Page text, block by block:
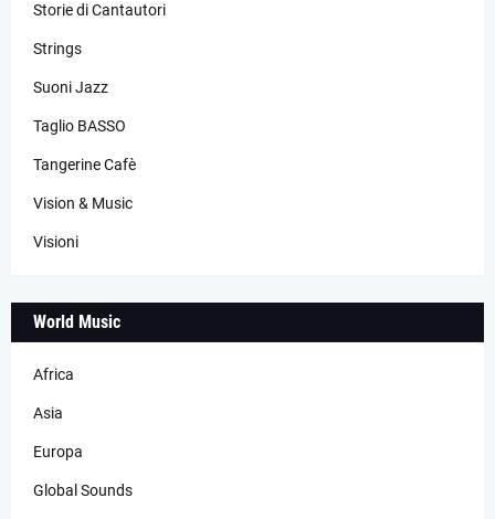
Storie di Cantautori
Strings
Suoni Jazz
Taglio BASSO
Tangerine Cafè
Vision & Music
Visioni
World Music
Africa
Asia
Europa
Global Sounds